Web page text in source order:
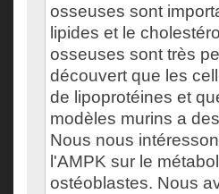
osseuses sont
lipides et le
osseuses sont très
découvert que les
de lipoprotéines et
modèles murins a
Nous nous
l'AMPK sur le
ostéoblastes. Nous